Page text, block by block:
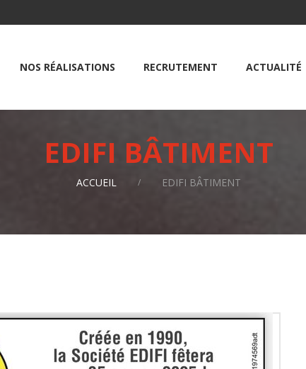
NOS RÉALISATIONS RECRUTEMENT ACTUALITÉ
EDIFI BÂTIMENT
ACCUEIL EDIFI BÂTIMENT